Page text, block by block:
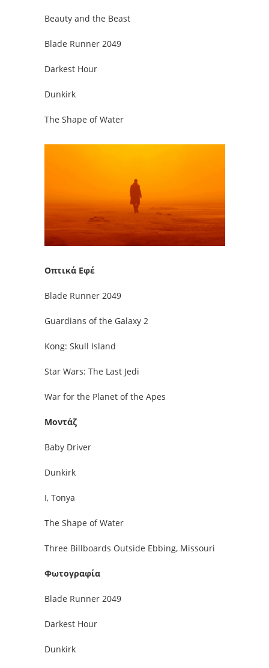
Beauty and the Beast
Blade Runner 2049
Darkest Hour
Dunkirk
The Shape of Water
Οπτικά Εφέ
Blade Runner 2049
Guardians of the Galaxy 2
Kong: Skull Island
Star Wars: The Last Jedi
War for the Planet of the Apes
Μοντάζ
Baby Driver
Dunkirk
I, Tonya
The Shape of Water
Three Billboards Outside Ebbing, Missouri
Φωτογραφία
Blade Runner 2049
Darkest Hour
Dunkirk